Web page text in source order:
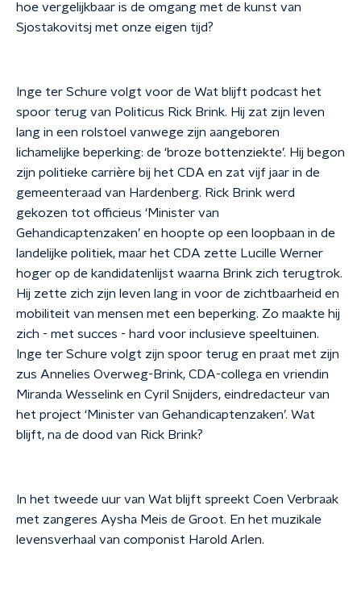
hoe vergelijkbaar is de omgang met de kunst van
Sjostakovitsj met onze eigen tijd?
Inge ter Schure volgt voor de Wat blijft podcast het
spoor terug van Politicus Rick Brink. Hij zat zijn leven
lang in een rolstoel vanwege zijn aangeboren
lichamelijke beperking: de ‘broze bottenziekte’. Hij begon
zijn politieke carrière bij het CDA en zat vijf jaar in de
gemeenteraad van Hardenberg. Rick Brink werd
gekozen tot officieus ‘Minister van
Gehandicaptenzaken’ en hoopte op een loopbaan in de
landelijke politiek, maar het CDA zette Lucille Werner
hoger op de kandidatenlijst waarna Brink zich terugtrok.
Hij zette zich zijn leven lang in voor de zichtbaarheid en
mobiliteit van mensen met een beperking. Zo maakte hij
zich - met succes - hard voor inclusieve speeltuinen.
Inge ter Schure volgt zijn spoor terug en praat met zijn
zus Annelies Overweg-Brink, CDA-collega en vriendin
Miranda Wesselink en Cyril Snijders, eindredacteur van
het project ‘Minister van Gehandicaptenzaken’. Wat
blijft, na de dood van Rick Brink?
In het tweede uur van Wat blijft spreekt Coen Verbraak
met zangeres Aysha Meis de Groot. En het muzikale
levensverhaal van componist Harold Arlen.